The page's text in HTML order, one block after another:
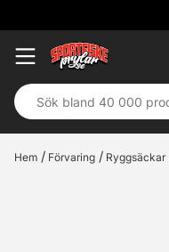
Hem Förvaring Ryggsäckar